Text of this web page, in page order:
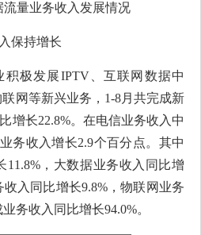
流量业务收入发展情况
保持增长
积极发展IPTV、互联网数据中
网等新兴业务， 1-8月 共完成新
增长22.8%。在电信业务收入中
务收入增长2.9个百分点。其中
11.8%， 大数据业务收入 同比增
收入同比增长9.8%，物联网业务
业务收入同比增长94.0%。